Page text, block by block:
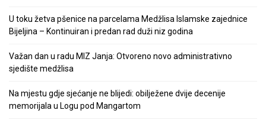
U toku žetva pšenice na parcelama Medžlisa Islamske zajednice
Bijeljina – Kontinuiran i predan rad duži niz godina
Važan dan u radu MIZ Janja: Otvoreno novo administrativno
sjedište medžlisa
Na mjestu gdje sjećanje ne blijedi: obilježene dvije decenije
memorijala u Logu pod Mangartom